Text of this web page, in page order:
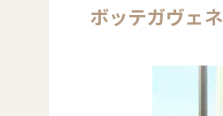
ボッテガヴェ